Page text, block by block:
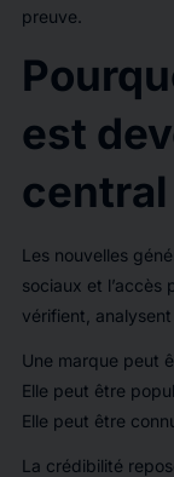
preuve.
est
central
Les nouvelles
sociaux et l’accès
vérifient,
Une marque peut
Elle peut être
Elle peut être
La crédibilité